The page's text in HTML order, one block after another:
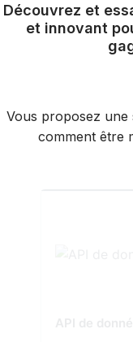
Découvrez et
et innovant
Vous proposez une
comment être